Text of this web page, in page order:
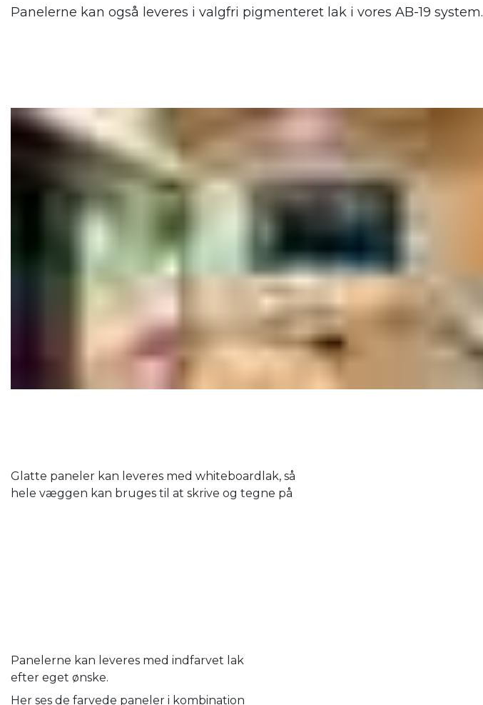
Panelerne kan også leveres i valgfri pigmenteret lak i vores AB-19 system.
Glatte paneler kan leveres med whiteboardlak, så
hele væggen kan bruges til at skrive og tegne på
Panelerne kan leveres med indfarvet lak
efter eget ønske.
Her ses de farvede paneler i kombination